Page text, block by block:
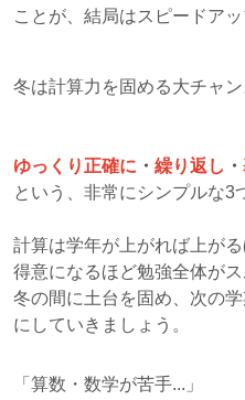
ことが、結局はスピードア
冬は計算力を固める大チャン
ゆっくり正確に ・ 繰り返し ・
という、非常にシンプルな3
計算は学年が上がれば上がる
得意になるほど勉強全体がス
冬の間に土台を固め、次の
にしていきましょう。
「算数・数学が苦手...」